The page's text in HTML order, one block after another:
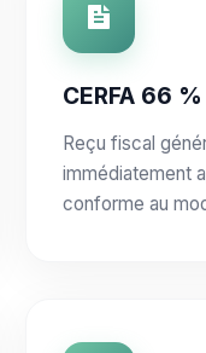
CERFA 66 %
Reçu fiscal
immédiatement
conforme au